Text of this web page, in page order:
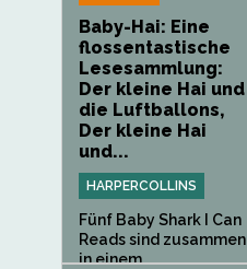
Baby-Hai: Eine
flossentastische
Lesesammlung:
Der kleine Hai und
die Luftballons,
Der kleine Hai
und...
HARPERCOLLINS
Fünf Baby Shark I Can
Reads sind zusammen
in einem...